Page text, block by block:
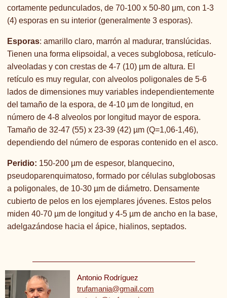
cortamente pedunculados, de 70-100 x 50-80 µm, con 1-3
(4) esporas en su interior (generalmente 3 esporas).
Esporas: amarillo claro, marrón al madurar, translúcidas.
Tienen una forma elipsoidal, a veces subglobosa, retículo-
alveoladas y con crestas de 4-7 (10) µm de altura. El
retículo es muy regular, con alveolos poligonales de 5-6
lados de dimensiones muy variables independientemente
del tamaño de la espora, de 4-10 µm de longitud, en
número de 4-8 alveolos por longitud mayor de espora.
Tamaño de 32-47 (55) x 23-39 (42) µm (Q=1,06-1,46),
dependiendo del número de esporas contenido en el asco.
Peridio: 150-200 µm de espesor, blanquecino,
pseudoparenquimatoso, formado por células subglobosas
a poligonales, de 10-30 µm de diámetro. Densamente
cubierto de pelos en los ejemplares jóvenes. Estos pelos
miden 40-70 µm de longitud y 4-5 µm de ancho en la base,
adelgazándose hacia el ápice, hialinos, septados.
Antonio Rodríguez
trufamania@gmail.com